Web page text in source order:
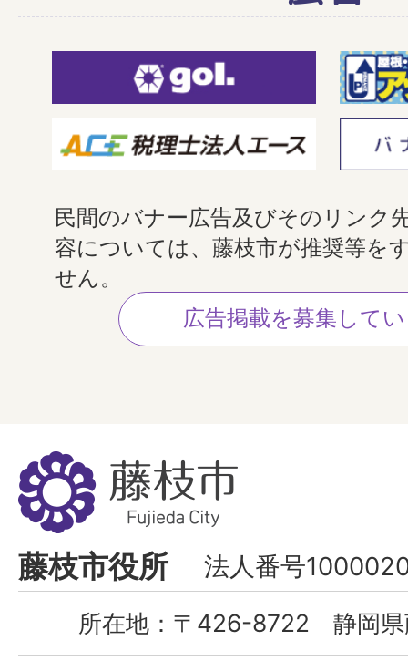
民間のバナー広告及びそのリンク
容については、藤枝市が推奨等を
せん。
広告掲載を募集して
藤
枝
市
Fujieda
City
藤枝市役所 法人番号
所在地： 〒426-8722 静岡県